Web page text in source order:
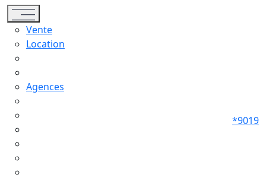
Toggle navigation
Vente
Location
Agences
*9019